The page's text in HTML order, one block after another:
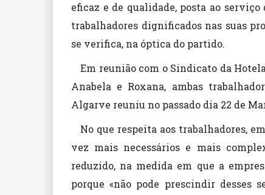
eficaz e de qualidade, posta ao
trabalhadores dignificados nas suas
se verifica, na óptica do partido.
Em reunião com o Sindicato da
Anabela e Roxana, ambas
Algarve reuniu no passado dia 22 de
No que respeita aos trabalhadores,
vez mais necessários e mais
reduzido, na medida em que a
porque «não pode prescindir desses